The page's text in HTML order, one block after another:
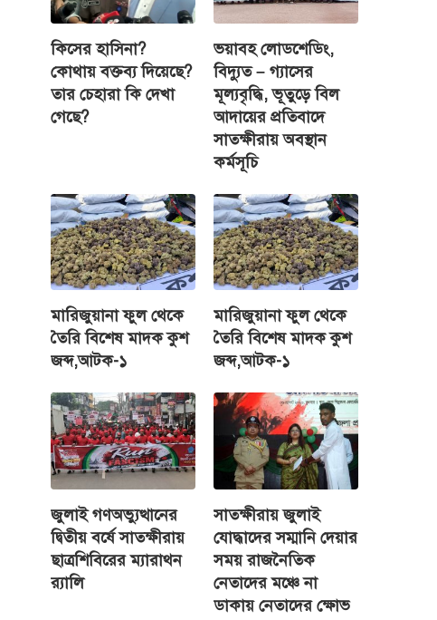
কিসের হাসিনা?
কোথায় বক্তব্য দিয়েছে?
তার চেহারা কি দেখা
গেছে?
ভয়াবহ লোডশেডিং,
বিদ্যুত – গ্যাসের
মূল্যবৃদ্ধি, ভূতুড়ে বিল
আদায়ের প্রতিবাদে
সাতক্ষীরায় অবস্থান
কর্মসূচি
মারিজুয়ানা ফুল থেকে
তৈরি বিশেষ মাদক কুশ
জব্দ,আটক-১
মারিজুয়ানা ফুল থেকে
তৈরি বিশেষ মাদক কুশ
জব্দ,আটক-১
জুলাই গণঅভ্যুত্থানের
দ্বিতীয় বর্ষে সাতক্ষীরায়
ছাত্রশিবিরের ম্যারাথন
র‌্যালি
সাতক্ষীরায় জুলাই
যোদ্ধাদের সম্মানি দেয়ার
সময় রাজনৈতিক
নেতাদের মঞ্চে না
ডাকায় নেতাদের ক্ষোভ